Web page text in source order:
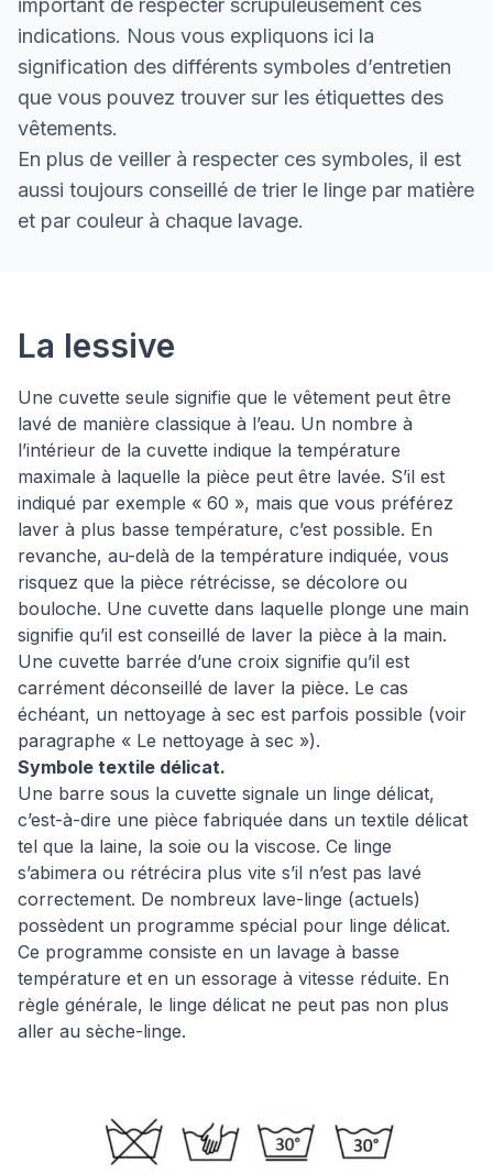
important de respecter scrupuleusement ces
indications. Nous vous expliquons ici la
signification des différents symboles d’entretien
que vous pouvez trouver sur les étiquettes des
vêtements.
En plus de veiller à respecter ces symboles, il est
aussi toujours conseillé de trier le linge par matière
et par couleur à chaque lavage.
Symboles d’entretien
La lessive
Une cuvette seule signifie que le vêtement peut être
lavé de manière classique à l’eau. Un nombre à
l’intérieur de la cuvette indique la température
maximale à laquelle la pièce peut être lavée. S’il est
indiqué par exemple « 60 », mais que vous préférez
laver à plus basse température, c’est possible. En
revanche, au-delà de la température indiquée, vous
risquez que la pièce rétrécisse, se décolore ou
bouloche. Une cuvette dans laquelle plonge une main
signifie qu’il est conseillé de laver la pièce à la main.
Une cuvette barrée d’une croix signifie qu’il est
carrément déconseillé de laver la pièce. Le cas
échéant, un nettoyage à sec est parfois possible (voir
paragraphe « Le nettoyage à sec »).
Symbole textile délicat.
Une barre sous la cuvette signale un linge délicat,
c’est-à-dire une pièce fabriquée dans un textile délicat
tel que la laine, la soie ou la viscose. Ce linge
s’abimera ou rétrécira plus vite s’il n’est pas lavé
correctement. De nombreux lave-linge (actuels)
possèdent un programme spécial pour linge délicat.
Ce programme consiste en un lavage à basse
température et en un essorage à vitesse réduite. En
règle générale, le linge délicat ne peut pas non plus
aller au sèche-linge.